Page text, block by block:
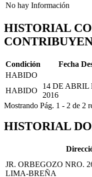
No hay Información
HISTORIAL
Condición Fecha
HABIDO
HABIDO
14 DE ABRIL
2016
Mostrando Pág. 1 - 2 de 2
HISTORIAL
JR. ORBEGOZO NRO.
LIMA-BREÑA